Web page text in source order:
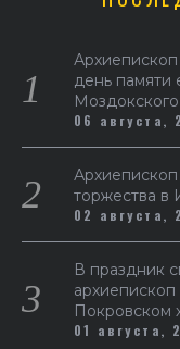
Архиепископ
день памяти
06 августа,
Архиепископ
торжества в
02 августа,
В праздник
Покровском
01 августа,